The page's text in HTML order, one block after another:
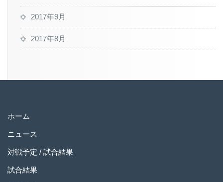
2017年9月
2017年8月
ホーム
ニュース
対戦予定 / 試合結果
試合結果